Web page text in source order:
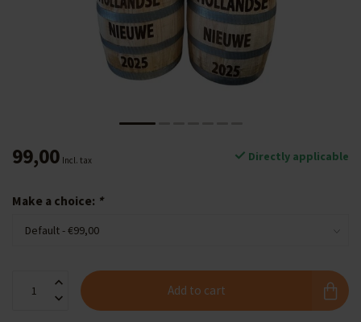
99,00 Incl. tax Directly applicable
Make a choice: *
Add to cart